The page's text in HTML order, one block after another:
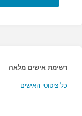
רשימת אישים מלאה
כל ציטוטי האישים